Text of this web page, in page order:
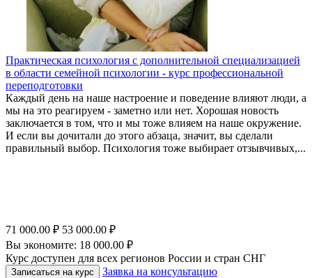
Практическая психология с дополнительной специализацией
в области семейной психологии - курс профессиональной
переподготовки
Каждый день на наше настроение и поведение влияют люди, а
мы на это реагируем - заметно или нет. Хорошая новость
заключается в том, что и мы тоже влияем на наше окружение.
И если вы дочитали до этого абзаца, значит, вы сделали
правильный выбор. Психология тоже выбирает отзывчивых,...
71 000.00 ₽ 53 000.00 ₽
Вы экономите: 18 000.00 ₽
Курс доступен для всех регионов России и стран СНГ
Записаться на курс
Заявка на консультацию